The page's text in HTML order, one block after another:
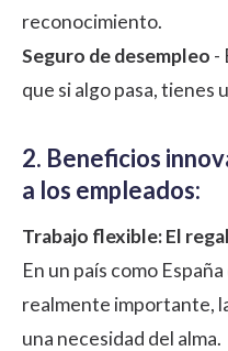
reconocimiento.
Seguro de desempleo -
que si algo pasa, tienes
2. Beneficios
a los empleados:
Trabajo flexible: El
En un país como
realmente importante,
una necesidad del alma.